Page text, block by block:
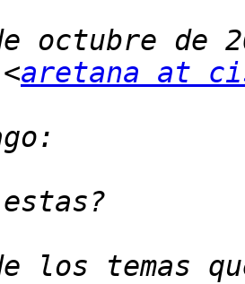
octubre de
aretana at
los temas